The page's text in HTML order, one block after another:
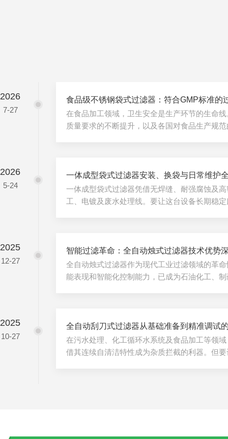
2026
7-27
食品级不锈钢袋式过滤器：符合GMP标准的
在食品加工领域，卫生安全是生产环节的生命
质量要求的不断提升，以及各国对食品生产规
行业固液分离的选择技术，为液体食品的品质
卫生级设计：材料与结构的合规基石食品级不
源于其材料与结构的严苛设计：1...
2026
5-24
一体成型袋式过滤器安装、换袋与日常维护
一体成型袋式过滤器凭借无焊缝、耐强腐蚀及
工、电镀及废水处理线。要让这台设备长期稳
袋环口与过滤器内壁或网篮领口精确对齐，扣
顺置入槽底，严禁扭曲，闭合上盖时应对角交
2025
12-27
智能过滤革命：全自动烛式过滤器技术优势
全自动烛式过滤器作为现代工业过滤领域的革
能表现和智能化控制能力，已成为石油化工、
面积密度。单台设备可配置数十至数百根滤芯
㎡，单位时间处理量比传统板框压滤机提升
滤机制，在滤布表面形成均匀的...
2025
10-27
全自动刮刀式过滤器从基础准备到精准调试
在污水处理、化工循环水系统及食品加工等领
借其连续自清洁特性成为杂质拦截的利器。但